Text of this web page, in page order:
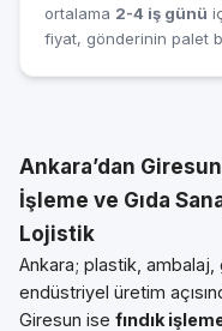
ortalama 2-4 iş günü
fiyat, gönderinin palet
Ankara’dan
İşleme ve Gıda
Lojistik
Ankara; plastik, ambalaj,
endüstriyel üretim
Giresun ise fındık